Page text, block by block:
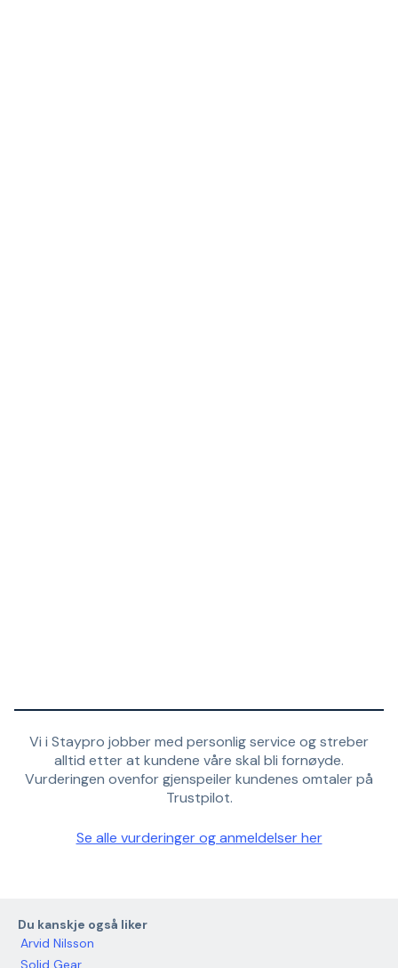
Vi i Staypro jobber med personlig service og streber
alltid etter at kundene våre skal bli fornøyde.
Vurderingen ovenfor gjenspeiler kundenes omtaler på
Trustpilot.
Se alle vurderinger og anmeldelser her
Du kanskje også liker
Arvid Nilsson
Solid Gear